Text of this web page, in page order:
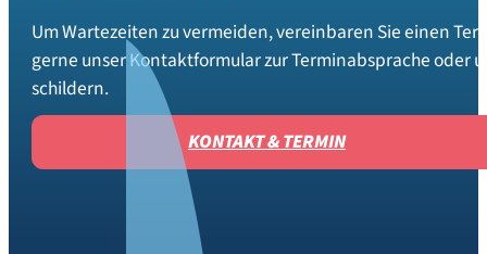
Um Wartezeiten zu vermeiden, vereinbaren Sie einen
gerne unser Kontaktformular zur Terminabsprache oder
schildern.
KONTAKT & TERMIN